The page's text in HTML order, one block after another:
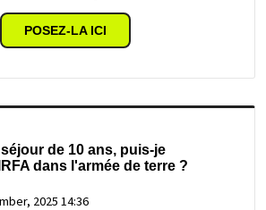
POSEZ-LA ICI
de 10 ans, puis-je
dans l'armée de terre ?
2025 14:36